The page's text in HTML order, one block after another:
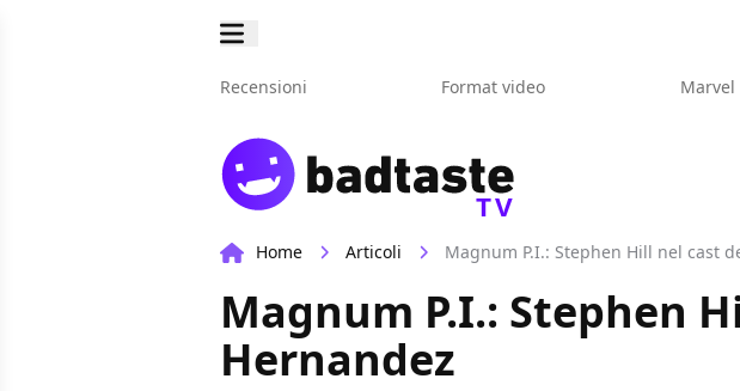
Recensioni Format video Marvel
TV
Home Articoli Magnum P.I.: Stephen Hill nel cast
Magnum P.I.: Stephen
Hernandez